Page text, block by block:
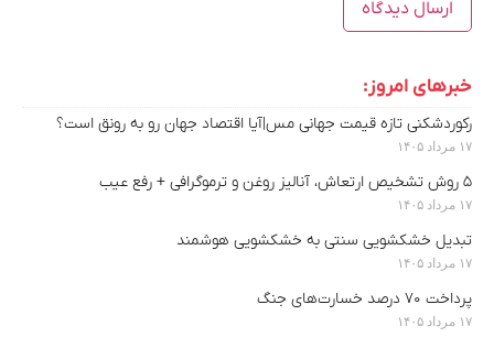
خبرهای امروز:
رکوردشکنی تازه قیمت جهانی مس|آیا اقتصاد جهان رو به رونق است؟
۱۷ مرداد ۱۴۰۵
۵ روش تشخیص ارتعاش، آنالیز روغن و ترموگرافی + رفع عیب
۱۷ مرداد ۱۴۰۵
تبدیل خشکشویی سنتی به خشکشویی هوشمند
۱۷ مرداد ۱۴۰۵
پرداخت ۷۰ درصد خسارت‌های جنگ
۱۷ مرداد ۱۴۰۵